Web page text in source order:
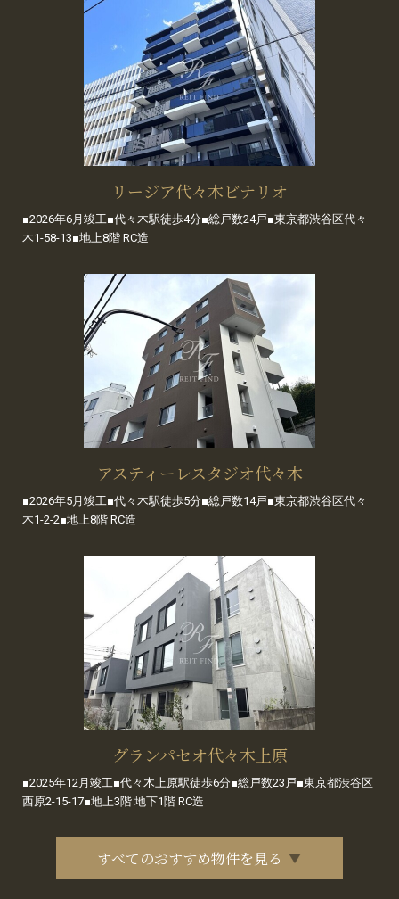
リージア代々木ビナリオ
■2026年6月竣工■代々木駅徒歩4分■総戸数24戸■東京都渋谷区代々
木1-58-13■地上8階 RC造
アスティーレスタジオ代々木
■2026年5月竣工■代々木駅徒歩5分■総戸数14戸■東京都渋谷区代々
木1-2-2■地上8階 RC造
グランパセオ代々木上原
■2025年12月竣工■代々木上原駅徒歩6分■総戸数23戸■東京都渋谷区
西原2-15-17■地上3階 地下1階 RC造
すべてのおすすめ物件を見る